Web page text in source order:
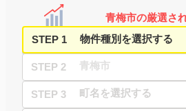
青梅市の厳選さ
STEP 1
STEP 2
STEP 3